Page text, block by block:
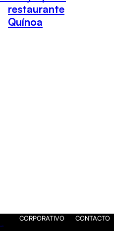
restaurante
Quínoa
CORPORATIVO CONTACTO